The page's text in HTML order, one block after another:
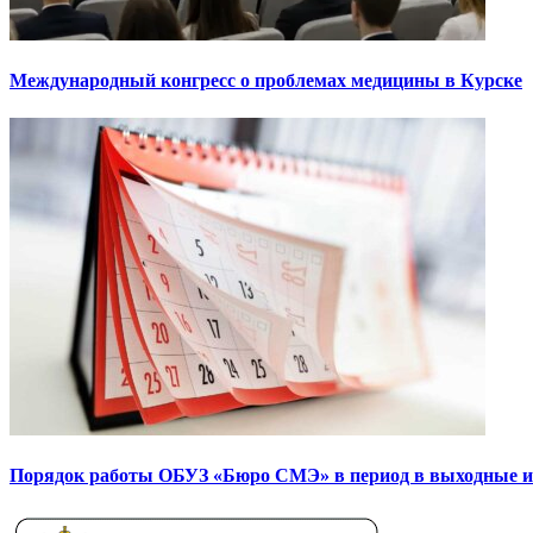
Международный конгресс о проблемах медицины в Курске
Порядок работы ОБУЗ «Бюро СМЭ» в период в выходные и